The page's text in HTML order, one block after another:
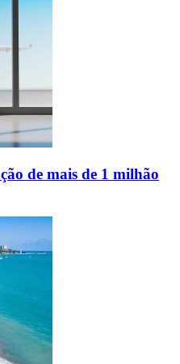
de mais de 1 milhão